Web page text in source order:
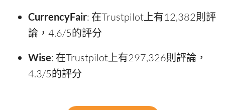
CurrencyFair: 在Trustpilot上有12,382則評
論，4.6/5的評分
Wise: 在Trustpilot上有297,326則評論，
4.3/5的評分